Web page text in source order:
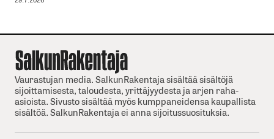
Vaurastujan media. SalkunRakentaja sisältää sisältöjä
sijoittamisesta, taloudesta, yrittäjyydesta ja arjen raha-
asioista. Sivusto sisältää myös kumppaneidensa kaupallista
sisältöä. SalkunRakentaja ei anna sijoitussuosituksia.